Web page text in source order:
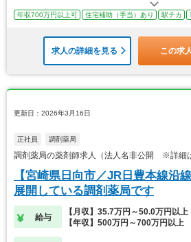
年収700万円以上可 住宅補助（手当）あり 駅チカ
求人の詳細を見る この求
更新日：2026年3月16日
正社員 調剤薬局
調剤薬局の薬剤師求人（法人名非公開 ※詳細
【宮崎県日向市／JR日豊本線
展開している調剤薬局です
給与
【月収】35.7万円～50.0万円以上
【年収】500万円～700万円以上